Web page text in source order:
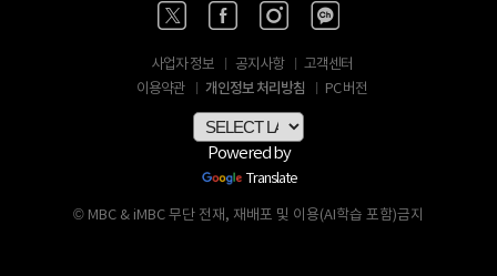
사업자 정보 공지사항
고객센터
이용약관
개인정보 처리방침 PC 버전
Powered by
Translate
© MBC & iMBC 무단 전재, 재배포 및 이용(AI학습 포함)금지